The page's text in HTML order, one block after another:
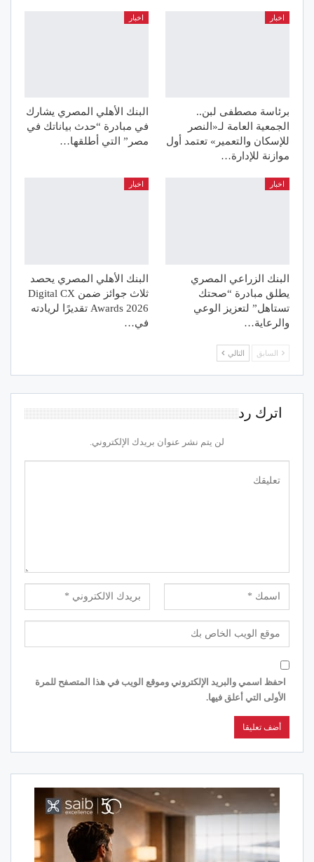
اخبار
برئاسة مصطفى لبن..
الجمعية العامة لـ«النصر
للإسكان والتعمير» تعتمد أول
موازنة للإدارة…
اخبار
البنك الأهلي المصري يشارك
في مبادرة “حدث بياناتك في
مصر” التي أطلقها…
اخبار
البنك الزراعي المصري
يطلق مبادرة “صحتك
تستاهل” لتعزيز الوعي
والرعاية…
اخبار
البنك الأهلي المصري يحصد
ثلاث جوائز ضمن Digital CX
Awards 2026 تقديرًا لريادته
في…
السابق التالي
اترك رد
لن يتم نشر عنوان بريدك الإلكتروني.
احفظ اسمي والبريد الإلكتروني وموقع الويب في هذا المتصفح للمرة
الأولى التي أعلق فيها.